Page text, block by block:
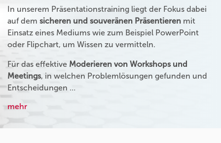
In unserem Präsentationstraining liegt der Fokus dabei
auf dem sicheren und souveränen Präsentieren mit
Einsatz eines Mediums wie zum Beispiel PowerPoint
oder Flipchart, um Wissen zu vermitteln.
Für das effektive Moderieren von Workshops und
Meetings, in welchen Problemlösungen gefunden und
Entscheidungen …
mehr